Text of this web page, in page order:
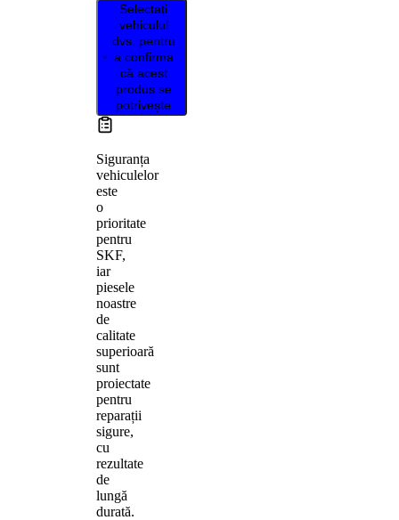
Selectați
vehiculul
dvs. pentru
a confirma
că acest
produs se
potrivește
Siguranța
vehiculelor
este
o
prioritate
pentru
SKF,
iar
piesele
noastre
de
calitate
superioară
sunt
proiectate
pentru
reparații
sigure,
cu
rezultate
de
lungă
durată.